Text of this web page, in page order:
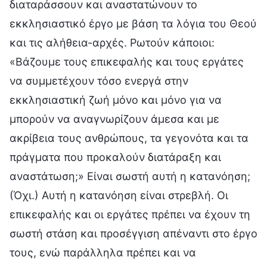
διαταράσσουν και αναστατώνουν το
εκκλησιαστικό έργο με βάση τα λόγια του Θεού
και τις αλήθεια-αρχές. Ρωτούν κάποιοι:
«Βάζουμε τους επικεφαλής και τους εργάτες
να συμμετέχουν τόσο ενεργά στην
εκκλησιαστική ζωή μόνο και μόνο για να
μπορούν να αναγνωρίζουν άμεσα και με
ακρίβεια τους ανθρώπους, τα γεγονότα και τα
πράγματα που προκαλούν διατάραξη και
αναστάτωση;» Είναι σωστή αυτή η κατανόηση;
(Όχι.) Αυτή η κατανόηση είναι στρεβλή. Οι
επικεφαλής και οι εργάτες πρέπει να έχουν τη
σωστή στάση και προσέγγιση απέναντι στο έργο
τους, ενώ παράλληλα πρέπει και να